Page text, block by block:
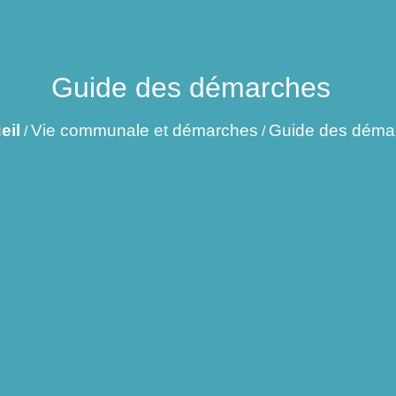
Guide des démarches
/Vie communale et démarches / Guide des